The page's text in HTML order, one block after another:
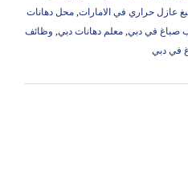
عازل حراري في الامارات, محل دهانات
صباغ في دبي, معلم دهانات دبي, وظائف
في دبي